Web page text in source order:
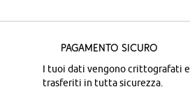
Pagamento sicuro
I tuoi dati vengono crittografati e
trasferiti in tutta sicurezza.